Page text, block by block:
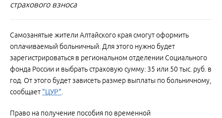
страхового взноса
Самозанятые жители Алтайского края смогут оформить
оплачиваемый больничный. Для этого нужно будет
зарегистрироваться в региональном отделении Социального
фонда России и выбрать страховую сумму: 35 или 50 тыс. руб. в
год. От этого будет зависеть размер выплаты по больничному,
сообщает "ЦУР".
Право на получение пособия по временной